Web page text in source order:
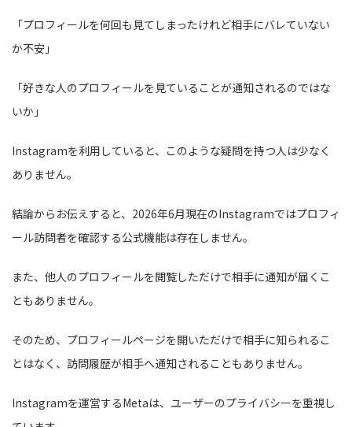
「プロフィールを何回も見てしまったけれど相手にバレていない
か不安」
「好きな人のプロフィールを見ていることが通知されるのではな
いか」
Instagramを利用していると、このような疑問を持つ人は少なく
ありません。
結論からお伝えすると、2026年6月現在のInstagramではプロフィ
ール訪問者を確認する公式機能は存在しません。
また、他人のプロフィールを閲覧しただけで相手に通知が届くこ
ともありません。
そのため、プロフィールページを開いただけで相手に知られるこ
とはなく、訪問履歴が相手へ通知されることもありません。
Instagramを運営するMetaは、ユーザーのプライバシーを重視し